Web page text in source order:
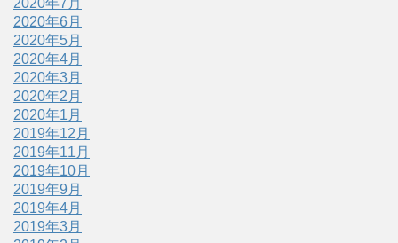
2020年7月
2020年6月
2020年5月
2020年4月
2020年3月
2020年2月
2020年1月
2019年12月
2019年11月
2019年10月
2019年9月
2019年4月
2019年3月